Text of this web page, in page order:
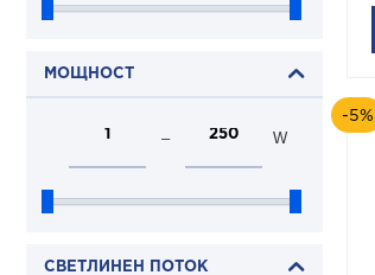
МОЩНОСТ
– W
СВЕТЛИНЕН ПОТОК
-5%